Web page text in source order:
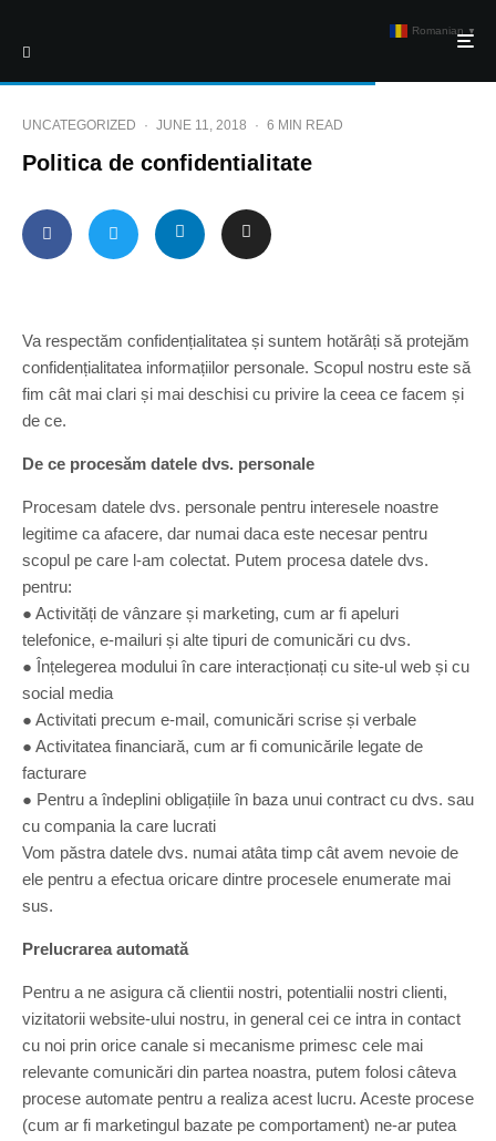
UNCATEGORIZED · JUNE 11, 2018 · 6 MIN READ
Politica de confidentialitate
Va respectăm confidențialitatea și suntem hotărâți să protejăm
confidențialitatea informațiilor personale. Scopul nostru este să
fim cât mai clari și mai deschisi cu privire la ceea ce facem și
de ce.
De ce procesăm datele dvs. personale
Procesam datele dvs. personale pentru interesele noastre
legitime ca afacere, dar numai daca este necesar pentru
scopul pe care l-am colectat. Putem procesa datele dvs.
pentru:
● Activități de vânzare și marketing, cum ar fi apeluri
telefonice, e-mailuri și alte tipuri de comunicări cu dvs.
● Înțelegerea modului în care interacționați cu site-ul web și cu
social media
● Activitati precum e-mail, comunicări scrise și verbale
● Activitatea financiară, cum ar fi comunicările legate de
facturare
● Pentru a îndeplini obligațiile în baza unui contract cu dvs. sau
cu compania la care lucrati
Vom păstra datele dvs. numai atâta timp cât avem nevoie de
ele pentru a efectua oricare dintre procesele enumerate mai
sus.
Prelucrarea automată
Pentru a ne asigura că clientii nostri, potentialii nostri clienti,
vizitatorii website-ului nostru, in general cei ce intra in contact
cu noi prin orice canale si mecanisme primesc cele mai
relevante comunicări din partea noastra, putem folosi câteva
procese automate pentru a realiza acest lucru. Aceste procese
(cum ar fi marketingul bazate pe comportament) ne-ar putea
Romanian ▼